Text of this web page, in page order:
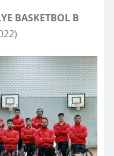
BASKETBOL B